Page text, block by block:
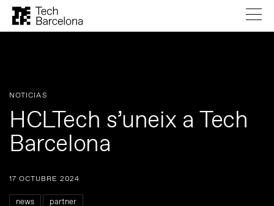
NOTICIAS
HCLTech s’uneix a Tech
Barcelona
17 OCTUBRE 2024
news partner